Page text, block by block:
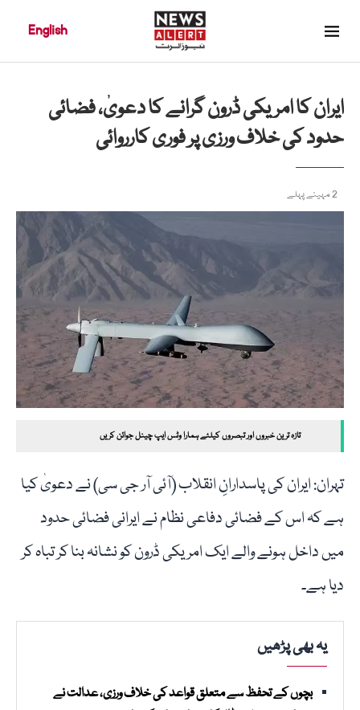
English
ایران کا امریکی ڈرون گرانے کا دعویٰ، فضائی
حدود کی خلاف ورزی پر فوری کارروائی
2 مہینے پہلے
تازہ ترین خبروں اور تبصروں کیلئے ہمارا وٹس ایپ چینل جوائن کریں
تہران: ایران کی پاسدارانِ انقلاب (آئی آر جی سی) نے دعویٰ کیا
ہے کہ اس کے فضائی دفاعی نظام نے ایرانی فضائی حدود
میں داخل ہونے والے ایک امریکی ڈرون کو نشانہ بنا کر تباہ کر
دیا ہے۔
یہ بھی پڑھیں
بچوں کے تحفظ سے متعلق قواعد کی خلاف ورزی، عدالت نے